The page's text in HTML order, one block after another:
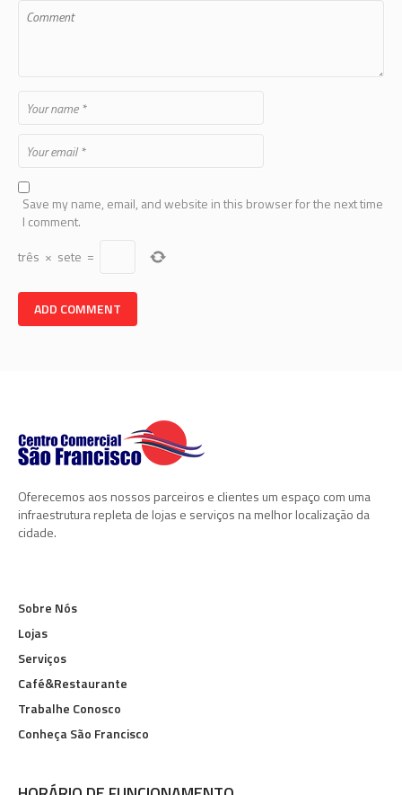
Save my name, email, and website in this browser for the next time
I comment.
três × sete =
Oferecemos aos nossos parceiros e clientes um espaço com uma
infraestrutura repleta de lojas e serviços na melhor localização da
cidade.
Sobre Nós
Lojas
Serviços
Café&Restaurante
Trabalhe Conosco
Conheça São Francisco